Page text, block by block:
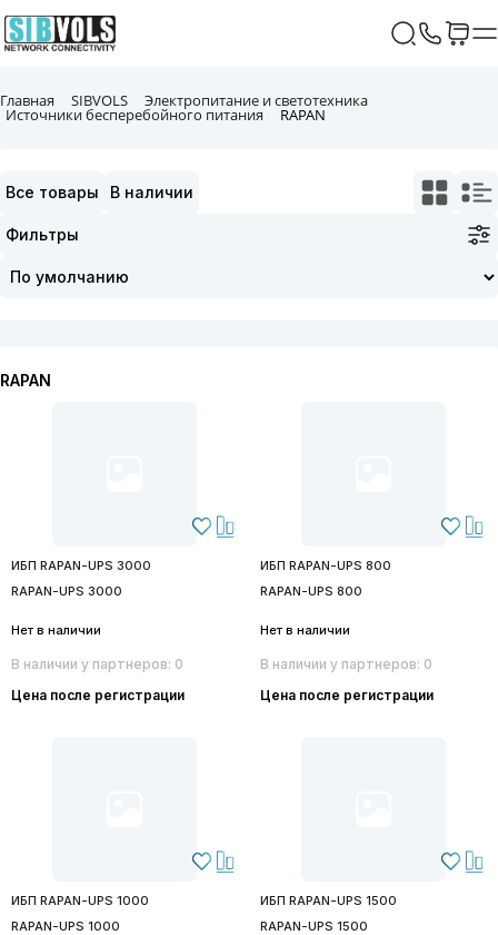
Главная SIBVOLS Электропитание и светотехника
Источники бесперебойного питания RAPAN
Все товары В наличии
Фильтры
RAPAN
ИБП RAPAN-UPS 3000
RAPAN-UPS 3000
Нет в наличии
В наличии у партнеров: 0
Цена после регистрации
ИБП RAPAN-UPS 800
RAPAN-UPS 800
Нет в наличии
В наличии у партнеров: 0
Цена после регистрации
ИБП RAPAN-UPS 1000
RAPAN-UPS 1000
ИБП RAPAN-UPS 1500
RAPAN-UPS 1500